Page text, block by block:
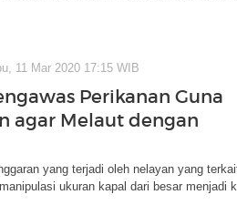
11 Mar 2020 17:15 WIB
Perikanan Guna
agar Melaut dengan
yang terjadi oleh nelayan yang
ukuran kapal dari besar menjadi